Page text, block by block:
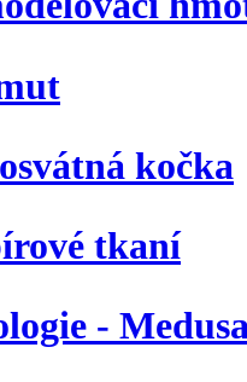
kočka
tkaní
-